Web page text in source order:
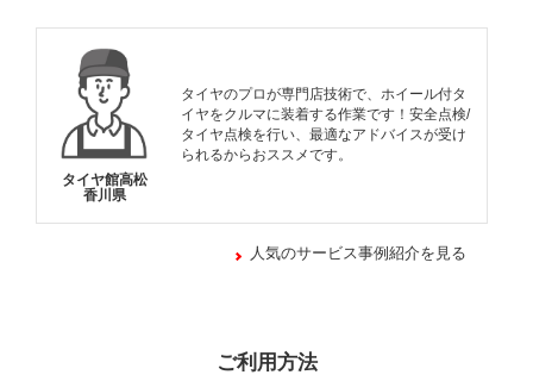
タイヤ館高松
香川県
タイヤのプロが専門店技術で、ホイール付タ
イヤをクルマに装着する作業です！安全点検/
タイヤ点検を行い、最適なアドバイスが受け
られるからおススメです。
人気のサービス事例紹介を見る
ご利用方法